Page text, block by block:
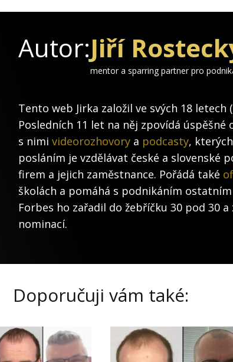
Autor:Jiří
mentor a sparring partner pro
Tento web Jirka založil ve svých 18
Posledních 11 let na něj zpovídá
s nimi videorozhovory a podcasty,
posláním je vzdělávat české a slovenské
firem a jejich zaměstnance. Pořádá také
školách a pomáhá s podnikáním
Forbes ho zařadil do žebříčku 30 pod 30
nominací.
Doporučuji vám také: